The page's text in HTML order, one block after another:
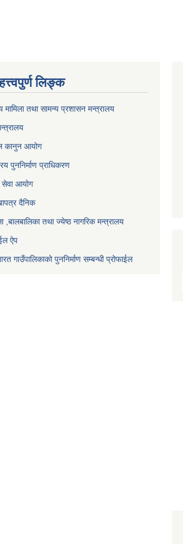
लिङ्क
मामिला तथा सामन्य प्रशासन मन्त्रालय
कानुन आयोग
पुननिर्माण प्राधिकरण
आयोग
दैनिक
,बालबालिका तथा ज्येष्ठ नागरिक मन्त्रालय
ऐप
गाउँपालिकाको पुननिर्माण सम्बन्धी प्रोफाईल